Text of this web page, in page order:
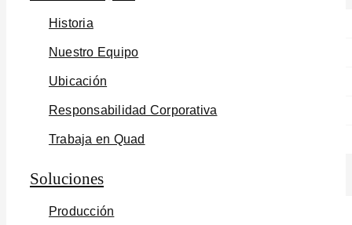
Historia
Nuestro Equipo
Ubicación
Responsabilidad Corporativa
Trabaja en Quad
Soluciones
Producción